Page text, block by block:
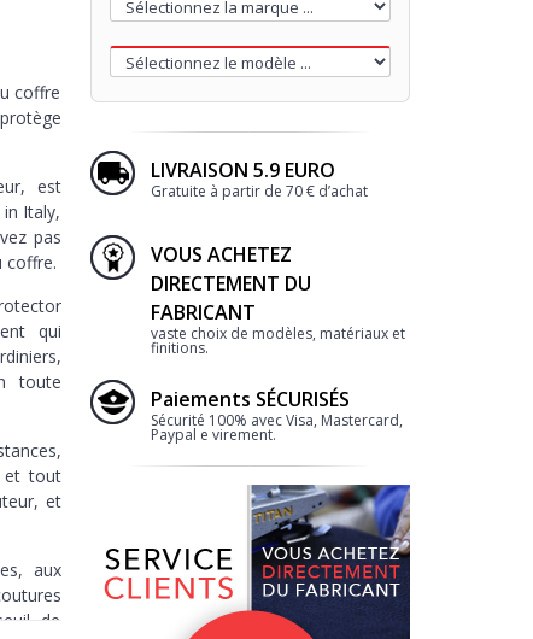
coffre
est
Italy,
pas
coffre.
qui
toute
et tout
et
aux
de
LIVRAISON 5.9 EURO
Gratuite à partir de 70 € d’achat
VOUS ACHETEZ
DIRECTEMENT DU
FABRICANT
vaste choix de modèles, matériaux et
finitions.
Paiements SÉCURISÉS
Sécurité 100% avec Visa, Mastercard,
Paypal e virement.